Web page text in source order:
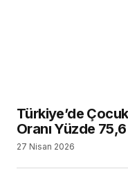
Türkiye’de
Oranı Yüzde 75,6
27 Nisan 2026